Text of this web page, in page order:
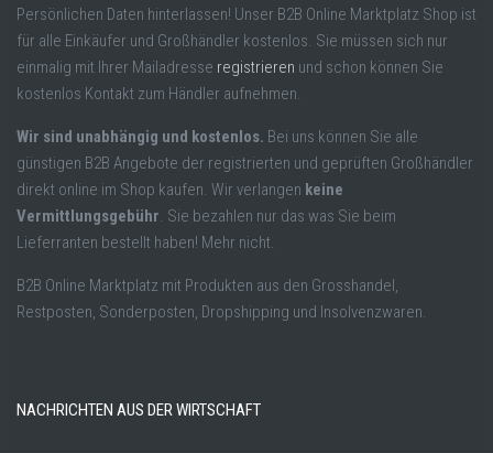
Persönlichen Daten hinterlassen! Unser B2B Online Marktplatz Shop ist
für alle Einkäufer und Großhändler kostenlos. Sie müssen sich nur
einmalig mit Ihrer Mailadresse registrieren und schon können Sie
kostenlos Kontakt zum Händler aufnehmen.
Wir sind unabhängig und kostenlos. Bei uns können Sie alle
günstigen B2B Angebote der registrierten und geprüften Großhändler
direkt online im Shop kaufen. Wir verlangen keine
Vermittlungsgebühr. Sie bezahlen nur das was Sie beim
Lieferranten bestellt haben! Mehr nicht.
B2B Online Marktplatz mit Produkten aus den Grosshandel,
Restposten, Sonderposten, Dropshipping und Insolvenzwaren.
NACHRICHTEN AUS DER WIRTSCHAFT